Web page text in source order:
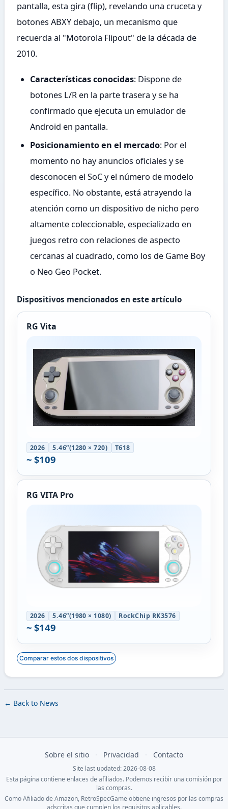
pantalla, esta gira (flip), revelando una cruceta y
botones ABXY debajo, un mecanismo que
recuerda al "Motorola Flipout" de la década de
2010.
Características conocidas: Dispone de
botones L/R en la parte trasera y se ha
confirmado que ejecuta un emulador de
Android en pantalla.
Posicionamiento en el mercado: Por el
momento no hay anuncios oficiales y se
desconocen el SoC y el número de modelo
específico. No obstante, está atrayendo la
atención como un dispositivo de nicho pero
altamente coleccionable, especializado en
juegos retro con relaciones de aspecto
cercanas al cuadrado, como los de Game Boy
o Neo Geo Pocket.
Dispositivos mencionados en este artículo
RG Vita
2026 5.46”(1280 × 720) T618
~ $109
RG VITA Pro
2026 5.46”(1980 × 1080) RockChip RK3576
~ $149
Comparar estos dos dispositivos
← Back to News
Sobre el sitio · Privacidad · Contacto
Site last updated: 2026-08-08
Esta página contiene enlaces de afiliados. Podemos recibir una comisión por
las compras.
Como Afiliado de Amazon, RetroSpecGame obtiene ingresos por las compras
adscritas que cumplen los requisitos aplicables.